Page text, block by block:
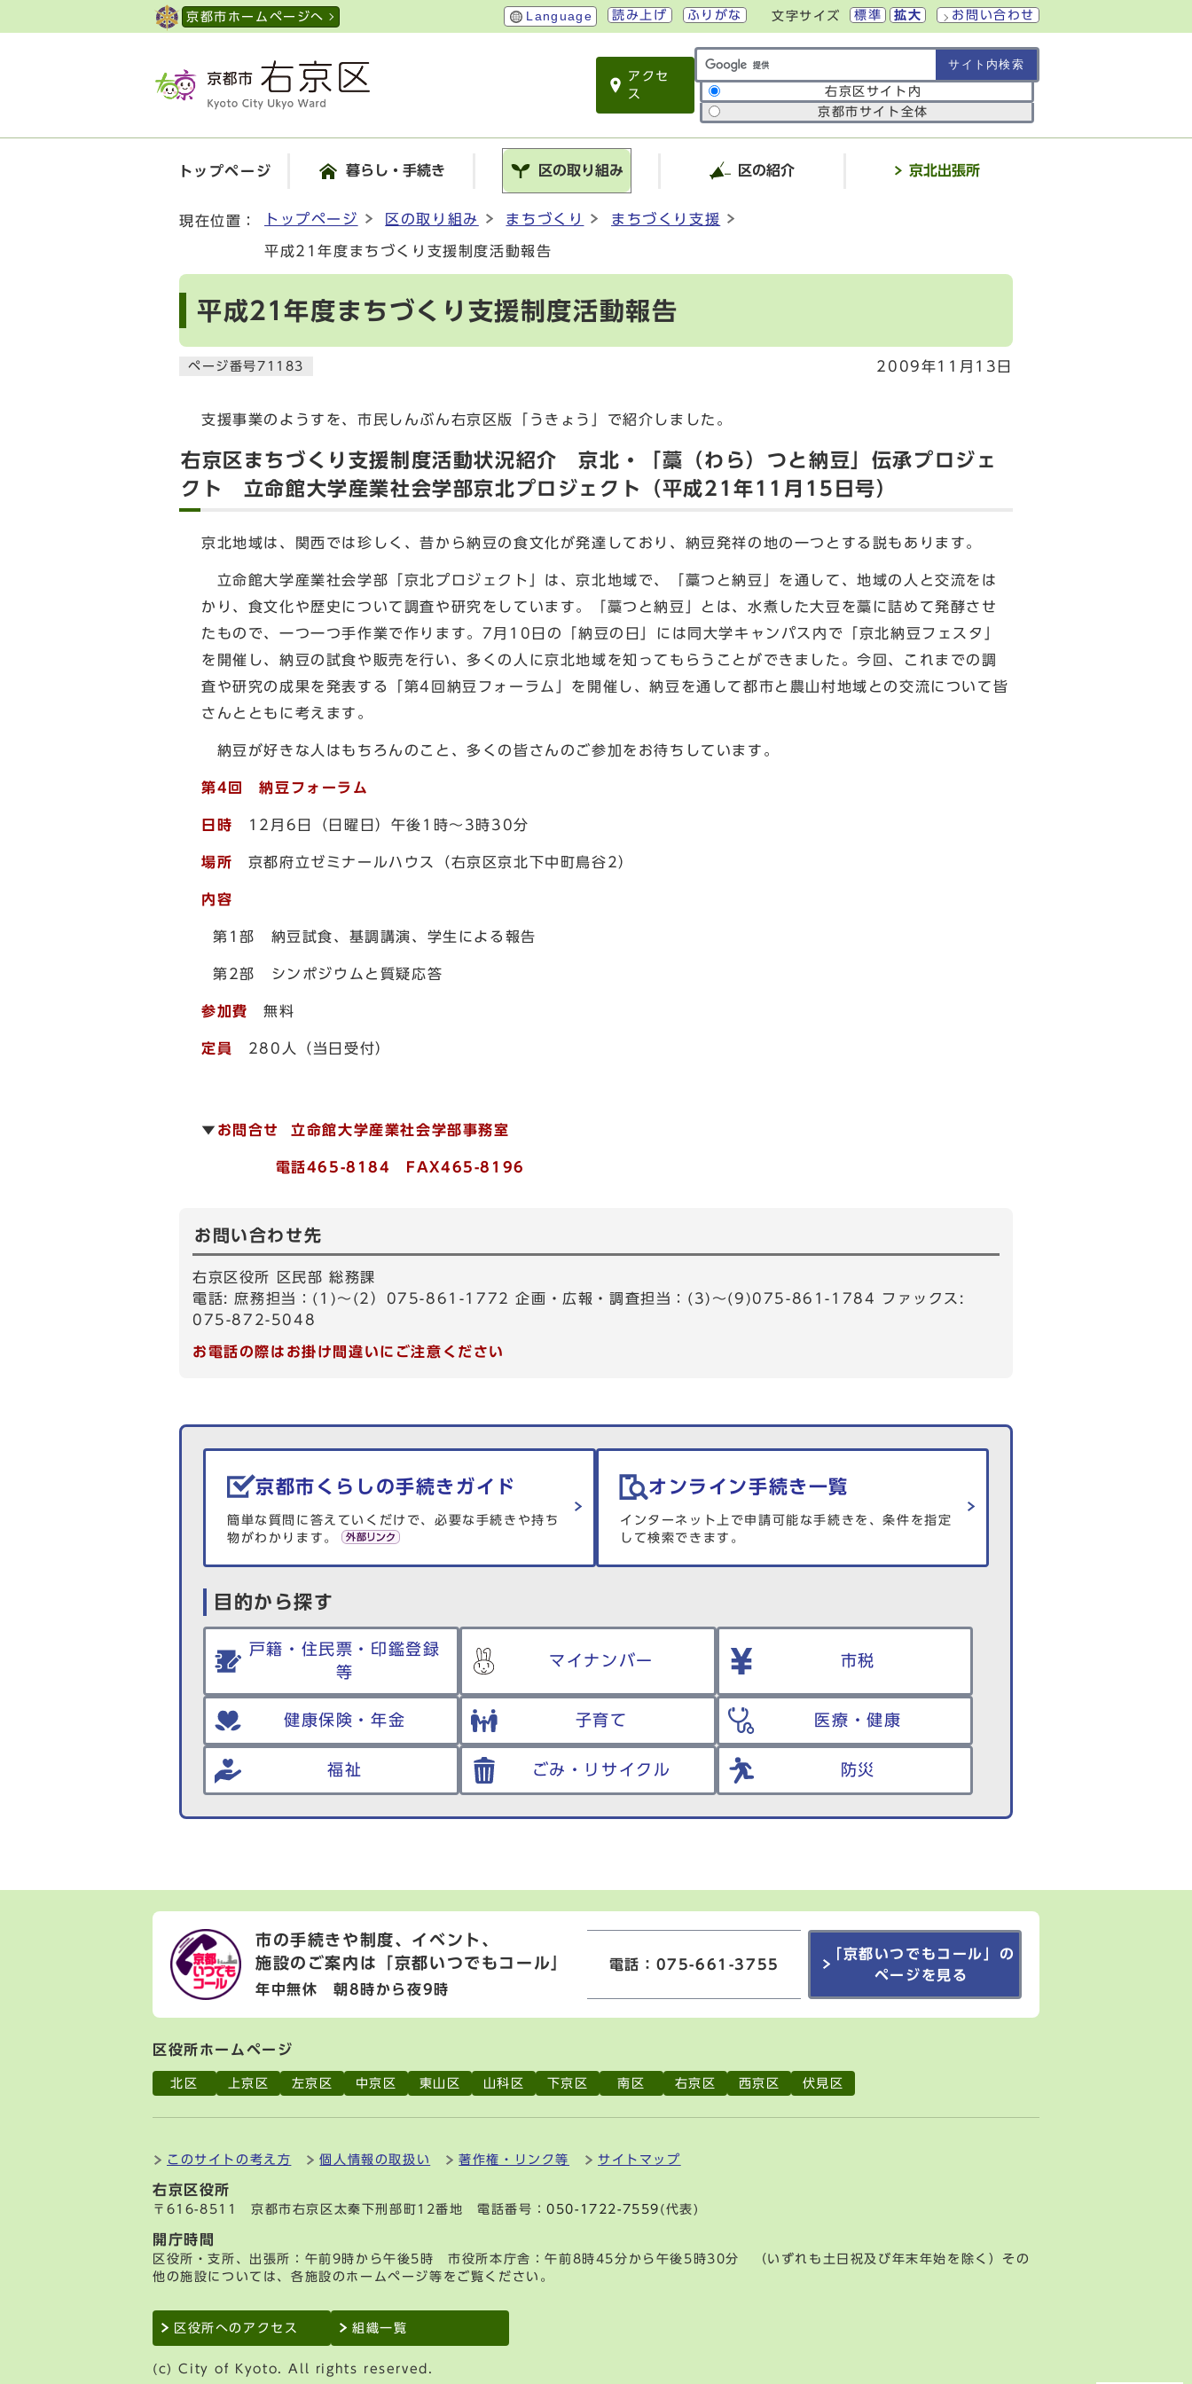
京都市ホームページへ Language 読み上げ ふりがな 文字サイズ 標準 拡大 お問い合わせ
アクセ
ス
サイト内検索の範囲 右京区サイト内
京都市サイト全体
トップページ 暮らし・手続き 区の取り組み 区の紹介 京北出張所
現在位置： トップページ 区の取り組み まちづくり まちづくり支援
平成21年度まちづくり支援制度活動報告
平成21年度まちづくり支援制度活動報告
ページ番号71183 2009年11月13日
支援事業のようすを、市民しんぶん右京区版「うきょう」で紹介しました。
右京区まちづくり支援制度活動状況紹介 京北・「藁（わら）つと納豆」伝承プロジェ
クト 立命館大学産業社会学部京北プロジェクト（平成21年11月15日号）
京北地域は、関西では珍しく、昔から納豆の食文化が発達しており、納豆発祥の地の一つとする説もあります。
立命館大学産業社会学部「京北プロジェクト」は、京北地域で、「藁つと納豆」を通して、地域の人と交流をは
かり、食文化や歴史について調査や研究をしています。「藁つと納豆」とは、水煮した大豆を藁に詰めて発酵させ
たもので、一つ一つ手作業で作ります。7月10日の「納豆の日」には同大学キャンパス内で「京北納豆フェスタ」
を開催し、納豆の試食や販売を行い、多くの人に京北地域を知ってもらうことができました。今回、これまでの調
査や研究の成果を発表する「第4回納豆フォーラム」を開催し、納豆を通して都市と農山村地域との交流について皆
さんとともに考えます。
納豆が好きな人はもちろんのこと、多くの皆さんのご参加をお待ちしています。
第4回 納豆フォーラム
日時 12月6日（日曜日）午後1時～3時30分
場所 京都府立ゼミナールハウス（右京区京北下中町鳥谷2）
内容
第1部 納豆試食、基調講演、学生による報告
第2部 シンポジウムと質疑応答
参加費 無料
定員 280人（当日受付）
▼ お問合せ 立命館大学産業社会学部事務室
電話465-8184 FAX465-8196
お問い合わせ先
右京区役所 区民部 総務課
電話: 庶務担当：(1)～(2）075-861-1772 企画・広報・調査担当：(3)～(9)075-861-1784 ファックス:
075-872-5048
お電話の際はお掛け間違いにご注意ください
生活情報を探す
京都市くらしの手続きガイド
簡単な質問に答えていくだけで、必要な手続きや持ち
物がわかります。
オンライン手続き一覧
インターネット上で申請可能な手続きを、条件を指定
して検索できます。
目的から探す
戸籍・住民票・印鑑登録
等
マイナンバー 市税
健康保険・年金 子育て 医療・健康
福祉 ごみ・リサイクル 防災
市の手続きや制度、イベント、
施設のご案内は
「京都いつでもコール」
年中無休 朝8時から夜9時
電話：075-661-3755
「京都いつでもコール」の
ページを見る
区役所ホームページ
北区 上京区 左京区 中京区 東山区 山科区 下京区 南区 右京区 西京区 伏見区
このサイトの考え方 個人情報の取扱い 著作権・リンク等 サイトマップ
右京区役所
〒616-8511 京都市右京区太秦下刑部町12番地 電話番号：050-1722-7559 (代表)
開庁時間
区役所・支所、出張所：午前9時から午後5時 市役所本庁舎：午前8時45分から午後5時30分 （いずれも土日祝及び年末年始を除く）その
他の施設については、各施設のホームページ等をご覧ください。
区役所へのアクセス 組織一覧
(c) City of Kyoto. All rights reserved.